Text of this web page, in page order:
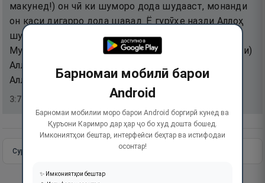
макунед!) он чӣ ки шуморо дода шудааст, монанди
он каси дигарро дода шавад. Ё гурӯҳе назди Аллоҳ
шуморо дар ҳуҷҷатоварӣ мулзам кунад». Бигӯ (Эй
Муҳаммад): «Ҳаройина, фазлу неъмат ба яди (дасти)
Аллоҳ аст, ба ҳар касе, ки хоҳад, онро медиҳад ва
Аллоҳ фарохнеъмату доност.
3:73
Сураи пурра Идома додан
Барномаи мобилӣ барои
Android
Барномаи мобилии моро барои Android боргирӣ кунед ва
Қуръони Каримро дар ҳар ҷо бо худ дошта бошед.
Имкониятҳои бештар, интерфейси беҳтар ва истифодаи
осонтар!
✨ Имкониятҳои бештар